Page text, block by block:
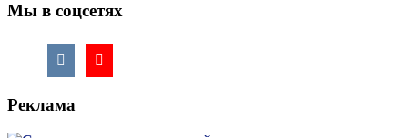
Мы в соцсетях
Реклама